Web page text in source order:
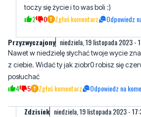
toczy się życie i to was boli :)
2 0 Zgłoś komentarz Odpowiedz
Przyzwyczajony niedziela, 19 listopada 2023 -
Nawet w niedzielę słychać twoje wycie
z ciebie. Widać ty jak ziobr0 robisz się
posłuchać
4 5 Zgłoś komentarz Odpowiedz na
Zdzisiek niedziela, 19 listopada 2023 -